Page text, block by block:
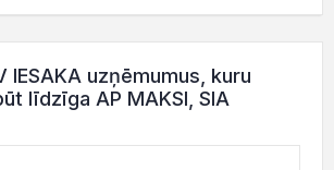
IESAKA uzņēmumus, kuru
līdzīga AP MAKSI, SIA